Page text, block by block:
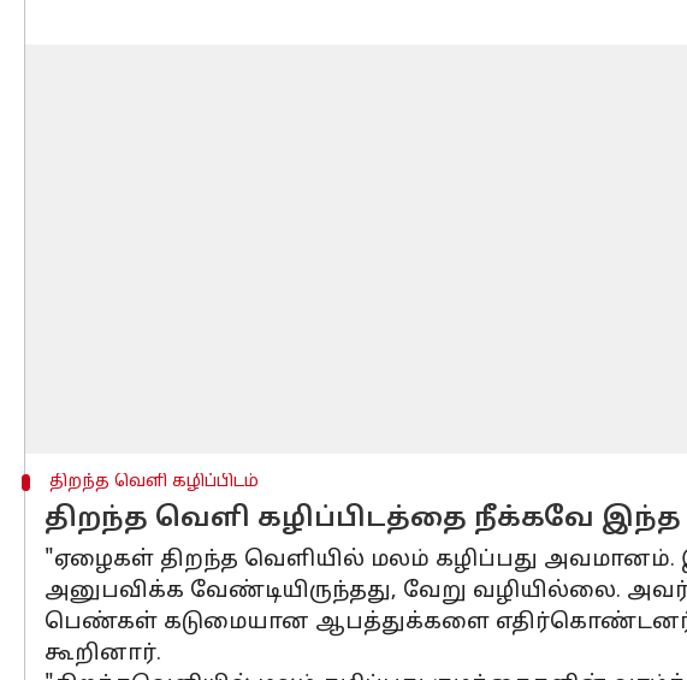
திறந்த வெளி கழிப்பிடம்
திறந்த வெளி கழிப்பிடத்தை நீக்கவே இந்த
"ஏழைகள் திறந்த வெளியில் மலம் கழிப்பது
அனுபவிக்க வேண்டியிருந்தது, வேறு வழியில்லை.
பெண்கள் கடுமையான ஆபத்துக்களை
கூறினார்.